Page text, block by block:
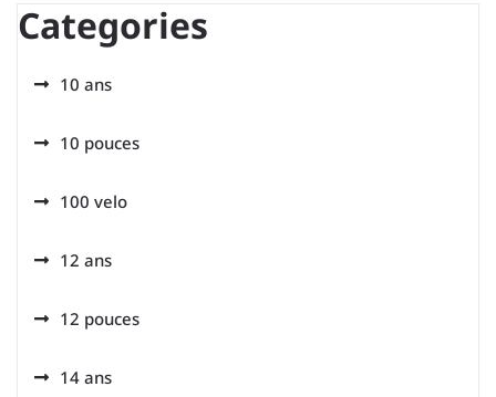
Categories
10 ans
10 pouces
100 velo
12 ans
12 pouces
14 ans